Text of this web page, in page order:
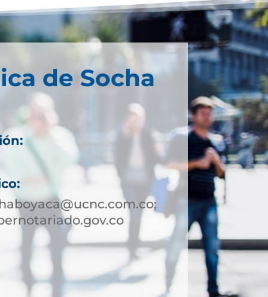
de Socha